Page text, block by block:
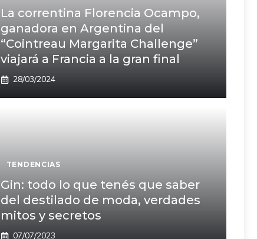
La correntina Florencia Ocampo,
ganadora en Argentina del
“Cointreau Margarita Challenge”
viajará a Francia a la gran final
28/03/2024
TENDENCIAS
Gin: todo lo que tenés que saber
del destilado de moda, verdades
mitos y secretos
07/07/2023